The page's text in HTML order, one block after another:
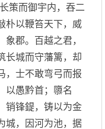
策而御宇内，吞二
朴以鞭笞天下，威
郡。百越之君，
长城而守藩篱，却
，士不敢弯弓而报
以愚黔首；隳名
销锋鍉，铸以为金
城，因河为池，据